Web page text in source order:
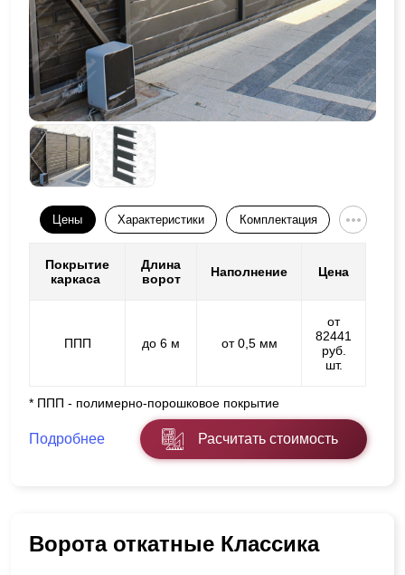
Цены Характеристики Комплектация
Покрытие
каркаса
Длина
ворот
Наполнение Цена
ППП до 6 м от 0,5 мм
от
82441
руб.
шт.
* ППП - полимерно-порошковое покрытие
Подробнее Расчитать стоимость
Ворота откатные Классика